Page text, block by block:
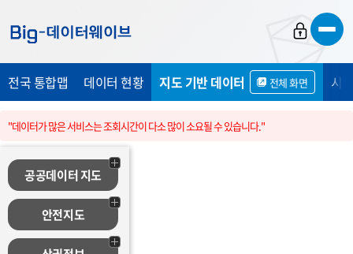
가
기
가
기
가
기
전국 통합맵 데이터 현황 지도 기반 데이터 전체 화면 시
"데이터가 많은 서비스는 조회시간이 다소 많이 소요될 수 있습니다."
공공데이터 지도
안전지도